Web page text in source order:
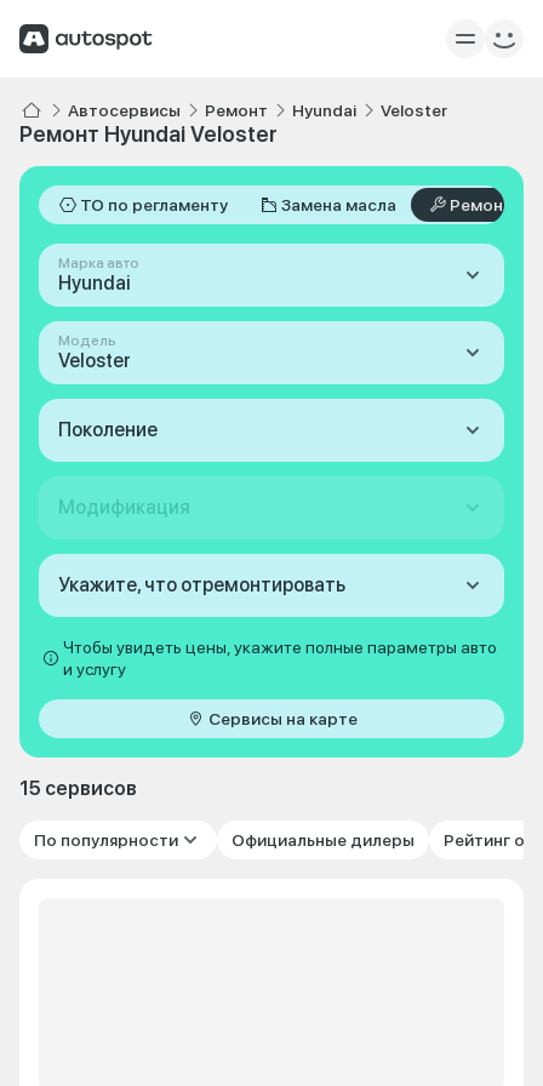
Автосервисы Ремонт Hyundai Veloster
Ремонт Hyundai Veloster
ТО по регламенту Замена масла Ремонт
Марка авто
Hyundai
Модель
Veloster
Поколение
Модификация
Укажите, что отремонтировать
Чтобы увидеть цены, укажите полные параметры авто
и услугу
Сервисы на карте
15 сервисов
По популярности Официальные дилеры Рейтинг